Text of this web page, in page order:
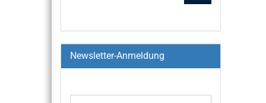
Newsletter-Anmeldung